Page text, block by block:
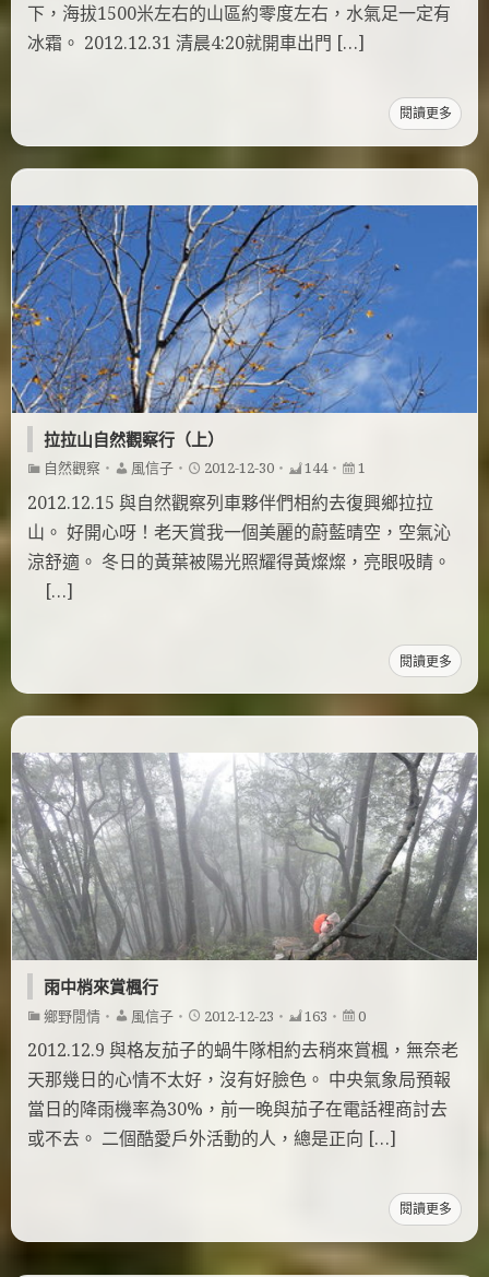
下，海拔1500米左右的山區約零度左右，水氣足一定有
冰霜。 2012.12.31 清晨4:20就開車出門 […]
閱讀更多
拉拉山自然觀察行（上）
自然觀察 ・ 風信子 ・ 2012-12-30 ・ 144・ 1
2012.12.15 與自然觀察列車夥伴們相約去復興鄉拉拉
山。 好開心呀！老天賞我一個美麗的蔚藍晴空，空氣沁
涼舒適。 冬日的黃葉被陽光照耀得黃燦燦，亮眼吸睛。
[…]
閱讀更多
雨中梢來賞楓行
鄉野閒情 ・ 風信子 ・ 2012-12-23 ・ 163 ・ 0
2012.12.9 與格友茄子的蝸牛隊相約去稍來賞楓，無奈老
天那幾日的心情不太好，沒有好臉色。 中央氣象局預報
當日的降雨機率為30%，前一晚與茄子在電話裡商討去
或不去。 二個酷愛戶外活動的人，總是正向 […]
閱讀更多